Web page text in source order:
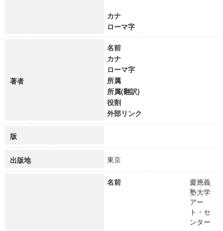
カナ
ローマ字
著者
名前
カナ
ローマ字
所属
所属(翻訳)
役割
外部リンク
版
出版地 東京
名前
慶應義
塾大学
アー
ト・セ
ンター